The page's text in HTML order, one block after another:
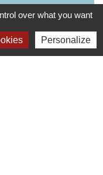
over what you want
Personalize